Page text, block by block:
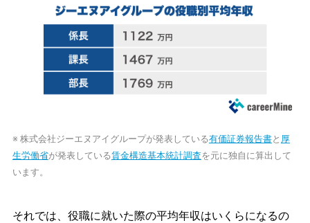
※ 株式会社ジーエヌアイグループが発表している有価証券報告書と 厚
生労働省が発表している賃金構造基本統計調査を元に独自に算出して
います。
それでは、役職に就いた際の平均年収はいくらになるの